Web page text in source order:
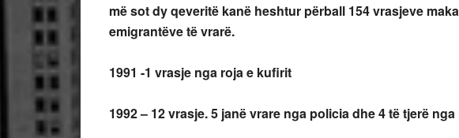
më sot dy qeveritë kanë heshtur përball 154 vrasjeve
emigrantëve të vrarë.
1991 -1 vrasje nga roja e kufirit
1992 – 12 vrasje. 5 janë vrare nga policia dhe 4 të tjerë